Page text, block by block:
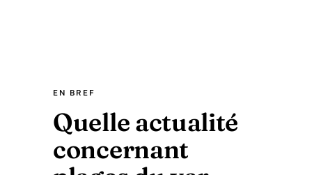
EN BREF
Quelle actualité
concernant